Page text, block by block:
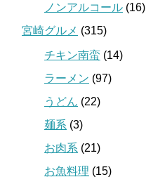
ノンアルコール (16)
宮崎グルメ (315)
チキン南蛮 (14)
ラーメン (97)
うどん (22)
麺系 (3)
お肉系 (21)
お魚料理 (15)